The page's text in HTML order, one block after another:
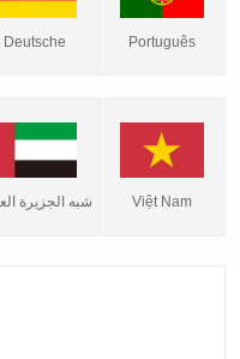
Deutsche Português
شبه الجزيرة Việt Nam